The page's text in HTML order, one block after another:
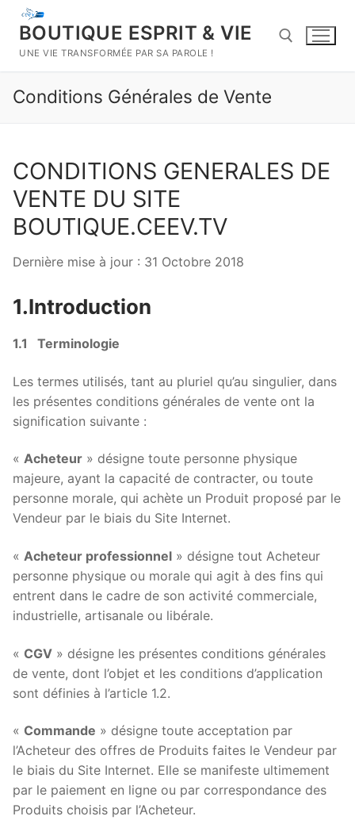
Aller
contenu
BOUTIQUE ESPRIT & VIE
UNE VIE TRANSFORMÉE PAR SA PAROLE !
Rechercher :
Conditions Générales de Vente
CONDITIONS GENERALES DE
VENTE DU SITE
BOUTIQUE.CEEV.TV
Dernière mise à jour : 31 Octobre 2018
1.Introduction
1.1 Terminologie
Les termes utilisés, tant au pluriel qu’au singulier, dans
les présentes conditions générales de vente ont la
signification suivante :
« Acheteur » désigne toute personne physique
majeure, ayant la capacité de contracter, ou toute
personne morale, qui achète un Produit proposé par le
Vendeur par le biais du Site Internet.
« Acheteur professionnel » désigne tout Acheteur
personne physique ou morale qui agit à des fins qui
entrent dans le cadre de son activité commerciale,
industrielle, artisanale ou libérale.
« CGV » désigne les présentes conditions générales
de vente, dont l’objet et les conditions d’application
sont définies à l’article 1.2.
« Commande » désigne toute acceptation par
l’Acheteur des offres de Produits faites le Vendeur par
le biais du Site Internet. Elle se manifeste ultimement
par le paiement en ligne ou par correspondance des
Produits choisis par l’Acheteur.